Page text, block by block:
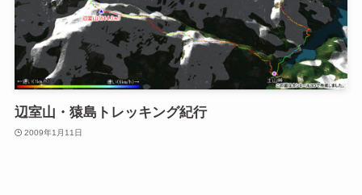
辺室山・猿島トレッキング紀行
2009年1月11日